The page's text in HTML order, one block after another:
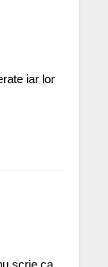
iar lor